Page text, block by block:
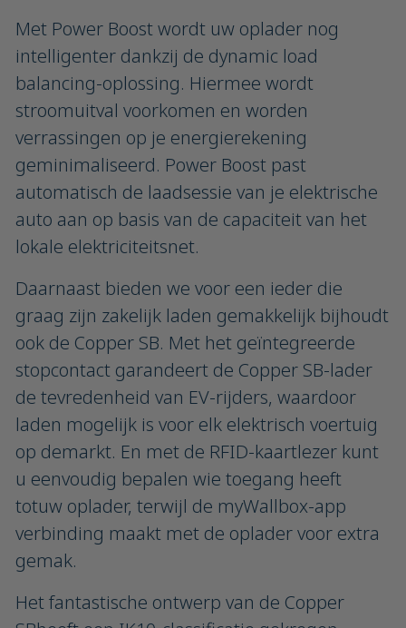
Met Power Boost wordt uw oplader nog
intelligenter dankzij de dynamic load
balancing-oplossing. Hiermee wordt
stroomuitval voorkomen en worden
verrassingen op je energierekening
geminimaliseerd. Power Boost past
automatisch de laadsessie van je elektrische
auto aan op basis van de capaciteit van het
lokale elektriciteitsnet.
Daarnaast bieden we voor een ieder die
graag zijn zakelijk laden gemakkelijk bijhoudt
ook de Copper SB. Met het geïntegreerde
stopcontact garandeert de Copper SB-lader
de tevredenheid van EV-rijders, waardoor
laden mogelijk is voor elk elektrisch voertuig
op demarkt. En met de RFID-kaartlezer kunt
u eenvoudig bepalen wie toegang heeft
totuw oplader, terwijl de myWallbox-app
verbinding maakt met de oplader voor extra
gemak.
Het fantastische ontwerp van de Copper